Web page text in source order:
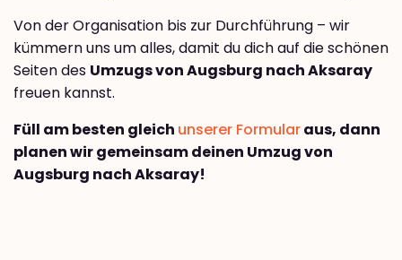
Von der Organisation bis zur Durchführung – wir
kümmern uns um alles, damit du dich auf die schönen
Seiten des Umzugs von Augsburg nach Aksaray
freuen kannst.
Füll am besten gleich unserer Formularaus, dann
planen wir gemeinsam deinen Umzug von
Augsburg nach Aksaray!